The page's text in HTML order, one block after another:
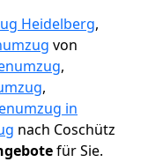
Heidelberg,
von
,
,
in
nach Coschütz
für Sie.